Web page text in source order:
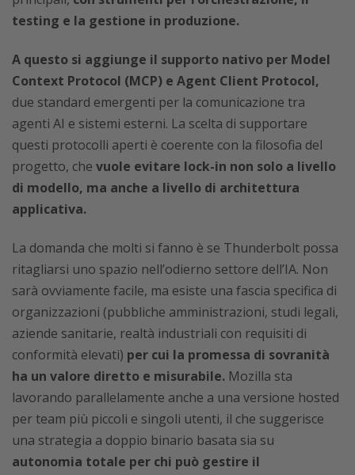
testing e la gestione in produzione.
A questo si aggiunge il supporto nativo per Model
Context Protocol (MCP) e Agent Client Protocol,
due standard emergenti per la comunicazione tra
agenti AI e sistemi esterni. La scelta di supportare
questi protocolli aperti è coerente con la filosofia del
progetto, che vuole evitare lock-in non solo a livello
di modello, ma anche a livello di architettura
applicativa.
La domanda che molti si fanno è se Thunderbolt possa
ritagliarsi uno spazio nell’odierno settore dell’IA. Non
sarà ovviamente facile, ma esiste una fascia specifica di
organizzazioni (pubbliche amministrazioni, studi legali,
aziende sanitarie, realtà industriali con requisiti di
conformità elevati) per cui la promessa di sovranità
ha un valore diretto e misurabile. Mozilla sta
lavorando parallelamente anche a una versione hosted
per team più piccoli e singoli utenti, il che suggerisce
una strategia a doppio binario basata sia su
autonomia totale per chi può gestire il